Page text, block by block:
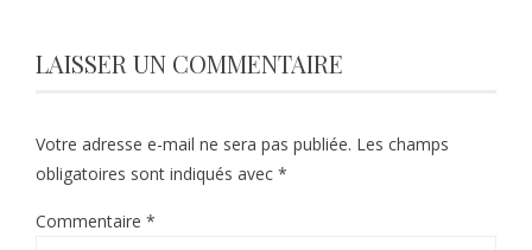
LAISSER UN COMMENTAIRE
Votre adresse e-mail ne sera pas publiée. Les champs
obligatoires sont indiqués avec *
Commentaire *